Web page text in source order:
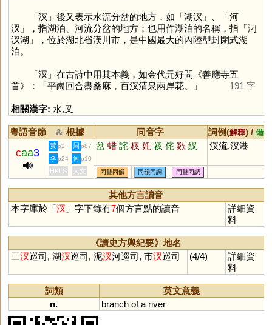
「汊 」後又表示水流分岔的地方，如「湖汊」、「河
汊」，指湖泊、河流分岔的地方；也用作湖泊的名稱，指「汈
汊湖」，位於湖北省漢川市，是中國最大的內陸型封閉式湖
泊。
「汊 」在古詩中用其本義，如金代元好問《善應寺五
首》：「平崗回合盡桑麻，百汊清泉兩岸花。」
191 字
相關漢字: 水,叉
粵語音節 & 根據 同音字 詞例(解釋) / 備註
caa3
黃 p2 周 p87 岔 蜡 詫 杈 奼 衩 侘 欻 紁 汊流,汊港
李 p24 何 p10
HKLS 人文 同聲同韻 同韻同調 同聲同調
其他方言讀音
本字庫於「汊 」字下錄有7個方言點的讀音
詳細資
料
《讀史方輿紀要》地名
三汊巡司, 湖汊巡司, 泥汊河巡司, 市汊巡司 (4/4)
詳細資
料
詞類
英文意義
n.
branch of a river